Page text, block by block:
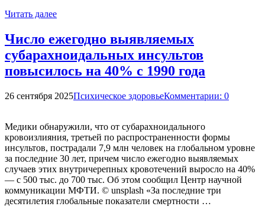
Читать далее
Число ежегодно выявляемых
субарахноидальных инсультов
повысилось на 40% с 1990 года
26 сентября 2025Психическое здоровьеКомментарии: 0
Медики обнаружили, что от субарахноидального
кровоизлияния, третьей по распространенности формы
инсультов, пострадали 7,9 млн человек на глобальном уровне
за последние 30 лет, причем число ежегодно выявляемых
случаев этих внутричерепных кровотечений выросло на 40%
— с 500 тыс. до 700 тыс. Об этом сообщил Центр научной
коммуникации МФТИ. © unsplash «За последние три
десятилетия глобальные показатели смертности …